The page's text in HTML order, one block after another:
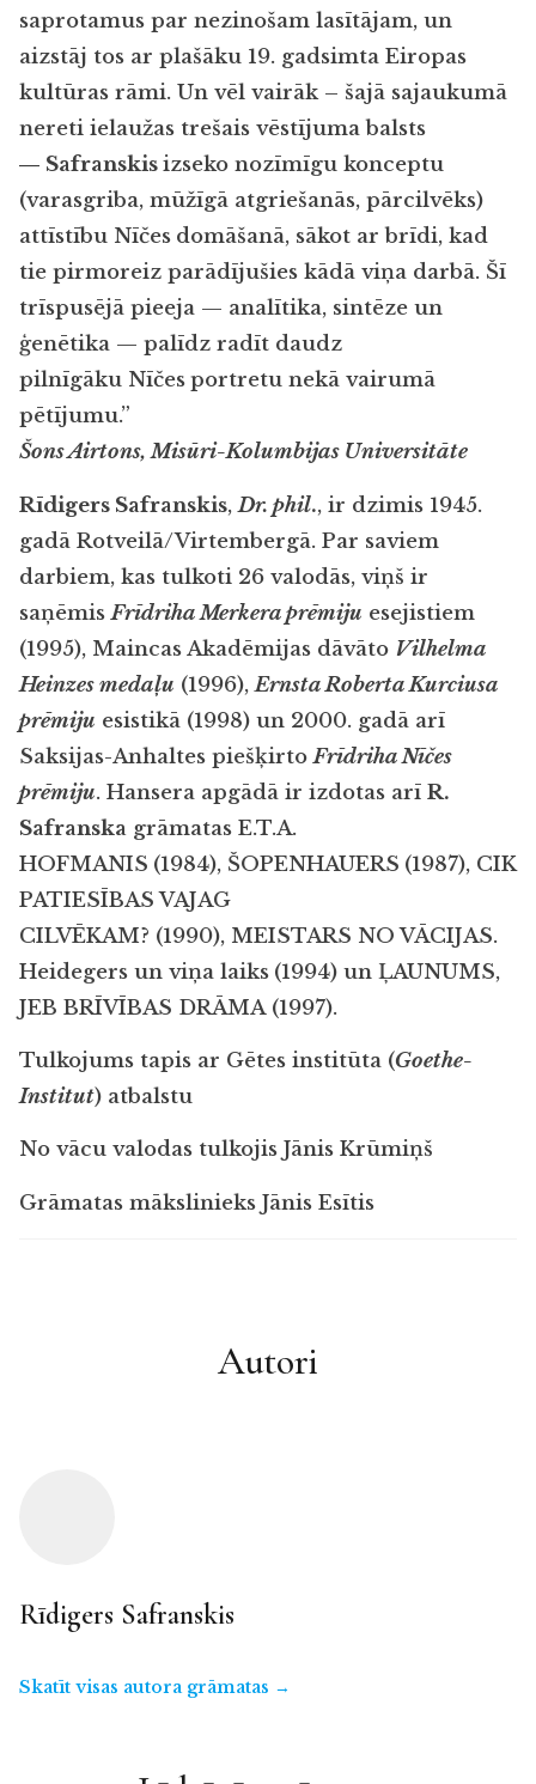
saprotamus par nezinošam lasītājam, un
aizstāj tos ar plašāku 19. gadsimta Eiropas
kultūras rāmi. Un vēl vairāk – šajā sajaukumā
nereti ielaužas trešais vēstījuma balsts
― Safranskisizseko nozīmīgu konceptu
(varasgriba, mūžīgā atgriešanās, pārcilvēks)
attīstību Nīčes domāšanā, sākot ar brīdi, kad
tie pirmoreiz parādījušies kādā viņa darbā. Šī
trīspusējā pieeja — analītika, sintēze un
ģenētika — palīdz radīt daudz
pilnīgāku Nīčesportretu nekā vairumā
pētījumu.”
Šons Airtons, Misūri-Kolumbijas Universitāte
Rīdigers Safranskis,Dr. phil., ir dzimis 1945.
gadā Rotveilā/Virtembergā. Par saviem
darbiem, kas tulkoti 26 valodās, viņš ir
saņēmisFrīdriha Merkera prēmiju esejistiem
(1995), Maincas Akadēmijas dāvāto Vilhelma
Heinzes medaļu (1996),Ernsta Roberta Kurciusa
prēmiju esistikā (1998) un 2000. gadā arī
Saksijas-Anhaltes piešķirtoFrīdriha Nīčes
prēmiju. Hansera apgādā ir izdotas arī R.
Safranska grāmatas E.T.A.
HOFMANIS (1984), ŠOPENHAUERS (1987), CIK
PATIESĪBAS VAJAG
CILVĒKAM? (1990), MEISTARS NO VĀCIJAS.
Heidegers un viņa laiks (1994) un ĻAUNUMS,
JEB BRĪVĪBAS DRĀMA (1997).
Tulkojums tapis ar Gētes institūta (Goethe-
Institut) atbalstu
No vācu valodas tulkojis Jānis Krūmiņš
Grāmatas mākslinieks Jānis Esītis
Autori
Rīdigers Safranskis
Skatīt visas autora grāmatas →